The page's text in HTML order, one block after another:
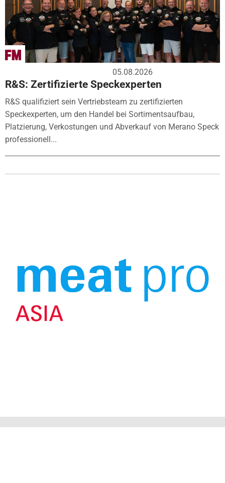
05.08.2026
R&S: Zertifizierte Speckexperten
R&S qualifiziert sein Vertriebsteam zu zertifizierten
Speckexperten, um den Handel bei Sortimentsaufbau,
Platzierung, Verkostungen und Abverkauf von Merano Speck
professionell...